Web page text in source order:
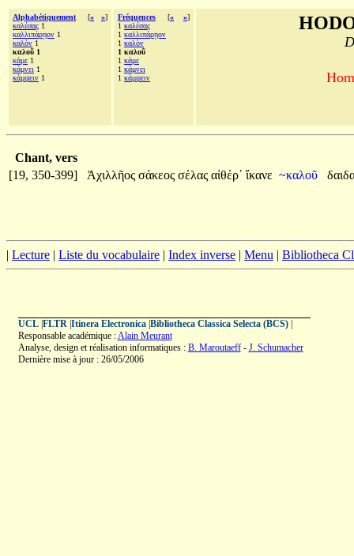
Alphabétiquement [« »]
καλέσας 1
καλλιπάρῃον 1
καλὸν 1
καλοῦ 1
κάμε 1
κάμνει 1
κάμψειν 1
Fréquences [« »]
1 καλέσας
1 καλλιπάρῃον
1 καλὸν
1 καλοῦ
1 κάμε
1 κάμνει
1 κάμψειν
Chant, vers
[19, 350-399]
Ἀχιλλῆος σάκεος σέλας αἰθέρ᾽ ἵκανε ~καλοῦ
| Lecture | Liste du vocabulaire | Index inverse | Menu | Bibliotheca
UCL| FLTR| Itinera Electronica| Bibliotheca Classica Selecta (BCS)|
Responsable académique :Alain Meurant
Analyse, design et réalisation informatiques : B. Maroutaeff- J. Schumacher
Dernière mise à jour : 26/05/2006